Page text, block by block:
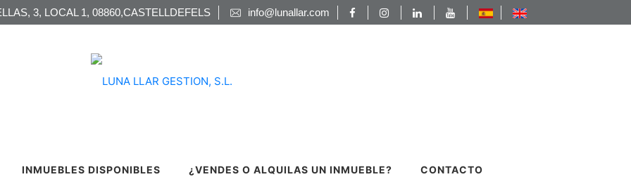
3, LOCAL 1, 08860,CASTELLDEFELS info@lunallar.com
INMUEBLES DISPONIBLES ¿VENDES O ALQUILAS UN INMUEBLE? CONTACTO